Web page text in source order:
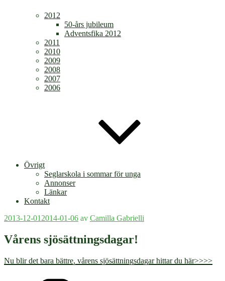
2012
50-års jubileum
Adventsfika 2012
2011
2010
2009
2008
2007
2006
Övrigt
Seglarskola i sommar för unga
Annonser
Länkar
Kontakt
Publicerat
2013-12-01 2014-01-06 av Camilla Gabrielli
Vårens sjösättningsdagar!
Nu blir det bara bättre, vårens sjösättningsdagar hittar du här>>>>